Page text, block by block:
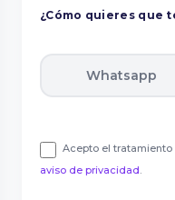
¿Cómo quieres que
Whatsapp
Acepto el
aviso de privacidad.